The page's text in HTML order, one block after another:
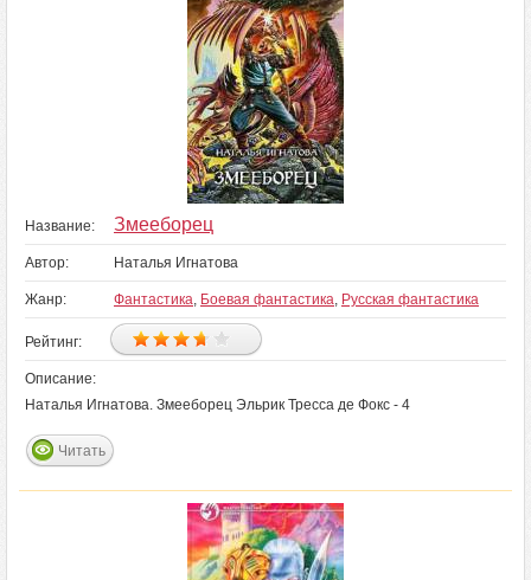
Название: Змееборец
Автор: Наталья Игнатова
Жанр: Фантастика, Боевая фантастика, Русская фантастика
Рейтинг:
Описание:
Наталья Игнатова. Змееборец Эльрик Тресса де Фокс - 4
Читать